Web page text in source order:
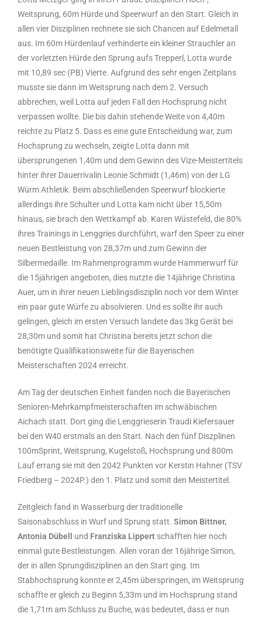
Weitsprung, 60m Hürde und Speerwurf an den Start. Gleich in
allen vier Disziplinen rechnete sie sich Chancen auf Edelmetall
aus. Im 60m Hürdenlauf verhinderte ein kleiner Strauchler an
der vorletzten Hürde den Sprung aufs Trepperl, Lotta wurde
mit 10,89 sec (PB) Vierte. Aufgrund des sehr engen Zeitplans
musste sie dann im Weitsprung nach dem 2. Versuch
abbrechen, weil Lotta auf jeden Fall den Hochsprung nicht
verpassen wollte. Die bis dahin stehende Weite von 4,40m
reichte zu Platz 5. Dass es eine gute Entscheidung war, zum
Hochsprung zu wechseln, zeigte Lotta dann mit
übersprungenen 1,40m und dem Gewinn des Vize-Meistertitels
hinter ihrer Dauerrivalin Leonie Schmidt (1,46m) von der LG
Würm Athletik. Beim abschließenden Speerwurf blockierte
allerdings ihre Schulter und Lotta kam nicht über 15,50m
hinaus, sie brach den Wettkampf ab. Karen Wüstefeld, die 80%
ihres Trainings in Lenggries durchführt, warf den Speer zu einer
neuen Bestleistung von 28,37m und zum Gewinn der
Silbermedaille. Im Rahmenprogramm wurde Hammerwurf für
die 15jährigen angeboten, dies nutzte die 14jährige Christina
Auer, um in ihrer neuen Lieblingsdisziplin noch vor dem Winter
ein paar gute Würfe zu absolvieren. Und es sollte ihr auch
gelingen, gleich im ersten Versuch landete das 3kg Gerät bei
28,30m und somit hat Christina bereits jetzt schon die
benötigte Qualifikationsweite für die Bayerischen
Meisterschaften 2024 erreicht.
Am Tag der deutschen Einheit fanden noch die Bayerischen
Senioren-Mehrkampfmeisterschaften im schwäbischen
Aichach statt. Dort ging die Lenggrieserin Traudi Kiefersauer
bei den W40 erstmals an den Start. Nach den fünf Diszplinen
100mSprint, Weitsprung, Kugelstoß, Hochsprung und 800m
Lauf errang sie mit den 2042 Punkten vor Kerstin Hahner (TSV
Friedberg – 2024P.) den 1. Platz und somit den Meistertitel.
Zeitgleich fand in Wasserburg der traditionelle
Saisonabschluss in Wurf und Sprung statt. Simon Bittner,
Antonia Dübell und Franziska Lippert schafften hier noch
einmal gute Bestleistungen. Allen voran der 16jährige Simon,
der in allen Sprungdisziplinen an den Start ging. Im
Stabhochsprung konnte er 2,45m überspringen, im Weitsprung
schaffte er gleich zu Beginn 5,33m und im Hochsprung stand
die 1,71m am Schluss zu Buche, was bedeutet, dass er nun